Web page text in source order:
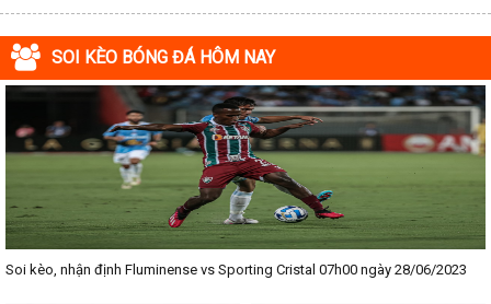
SOI KÈO BÓNG ĐÁ HÔM NAY
Soi kèo, nhận định Fluminense vs Sporting Cristal 07h00 ngày 28/06/2023